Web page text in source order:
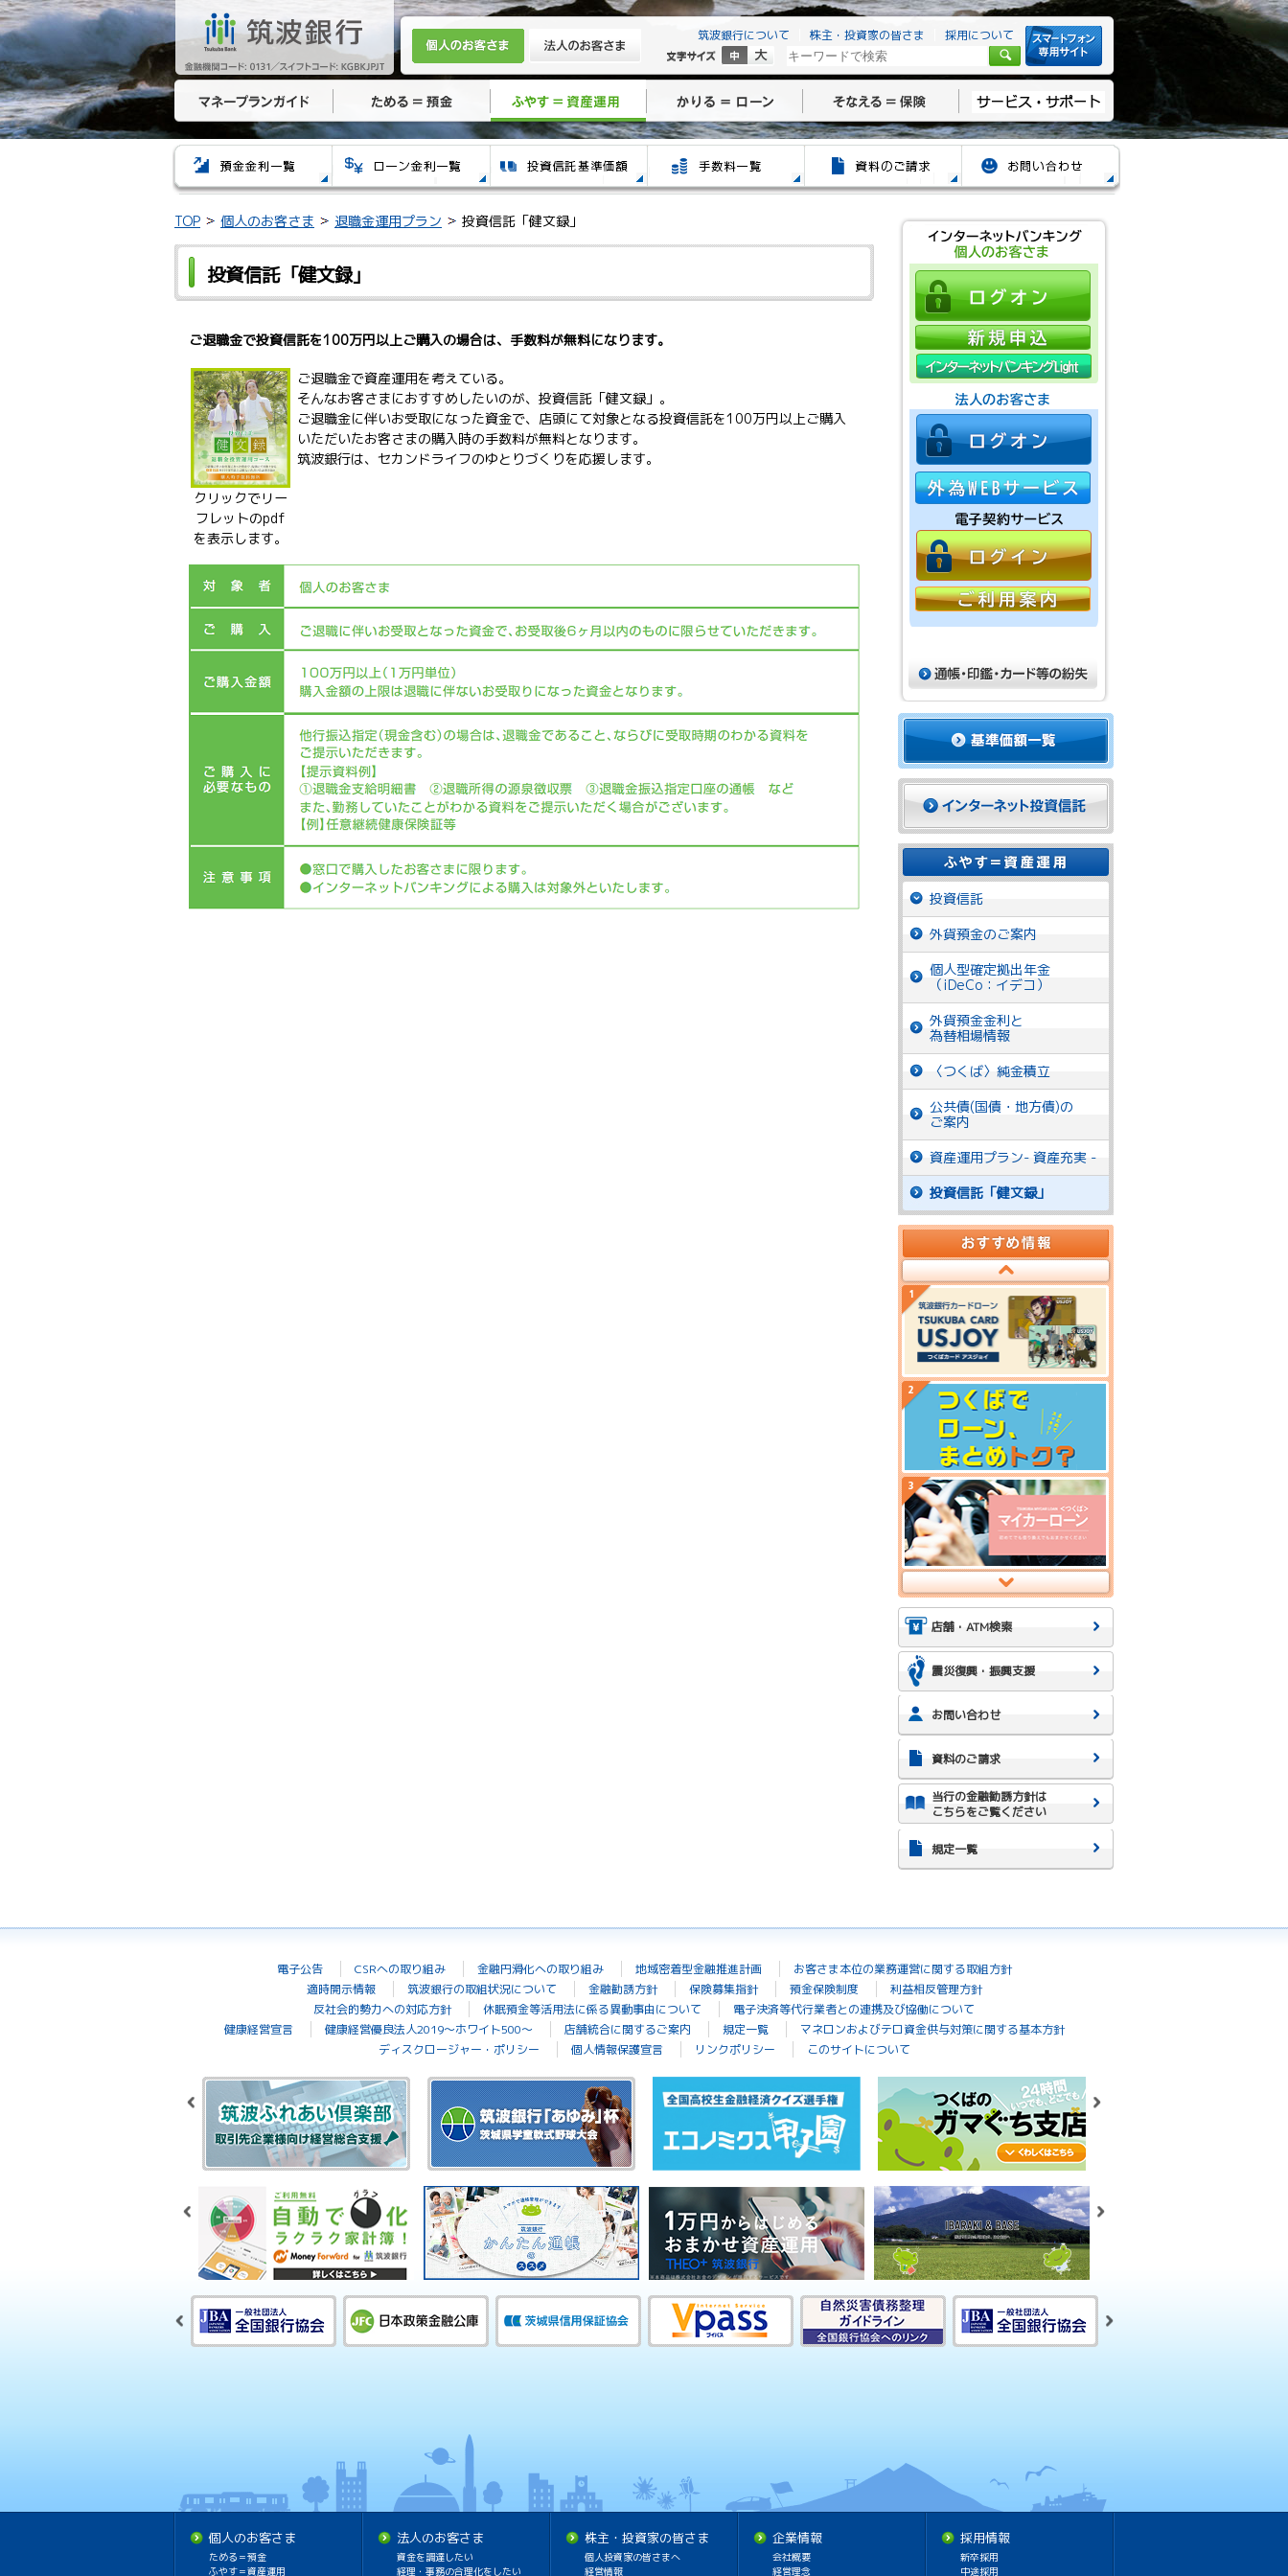
筑波銀行について 株主・投資家の皆さま 採用について
TOP 個人のお客さま 退職金運用プラン 投資信託「健文録」
投資信託「健文録」
ご退職金で投資信託を100万円以上ご購入の場合は、手数料が無料になります。
クリックでリー
フレットのpdf
を表示します。
ご退職金で資産運用を考えている。
そんなお客さまにおすすめしたいのが、投資信託「健文録」。
ご退職金に伴いお受取になった資金で、店頭にて対象となる投資信託を100万円以上ご購入
いただいたお客さまの購入時の手数料が無料となります。
筑波銀行は、セカンドライフのゆとりづくりを応援します。
投資信託
外貨預金のご案内
個人型確定拠出年金
（iDeCo：イデコ）
外貨預金金利と
為替相場情報
〈つくば〉純金積立
公共債(国債・地方債)の
ご案内
資産運用プラン- 資産充実 -
投資信託「健文録」
店舗・ATM検索
震災復興・振興支援
お問い合わせ
資料のご請求
当行の金融勧誘方針は
こちらをご覧ください
規定一覧
電子公告 CSRへの取り組み 金融円滑化への取り組み 地域密着型金融推進計画
お客さま本位の業務運営に関する取組方針
適時開示情報
筑波銀行の取組状況について 金融勧誘方針 保険募集指針 預金保険制度
利益相反管理方針
反社会的勢力への対応方針
休眠預金等活用法に係る異動事由について
電子決済等代行業者との連携及び協働について
健康経営宣言
健康経営優良法人2019～ホワイト500～ 店舗統合に関するご案内 規定一覧
マネロンおよびテロ資金供与対策に関する基本方針
ディスクロージャー・ポリシー
個人情報保護宣言 リンクポリシー このサイトについて
個人のお客さま
ためる＝預金
ふやす＝資産運用
法人のお客さま
資金を調達したい
経理・事務の合理化をしたい
株主・投資家の皆さま
個人投資家の皆さまへ
経営情報
企業情報
会社概要
経営理念
採用情報
新卒採用
中途採用